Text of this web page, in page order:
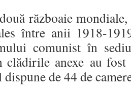
războaie
între anii 1918-
comunist în
clădirile anexe au
dispune de 44 de